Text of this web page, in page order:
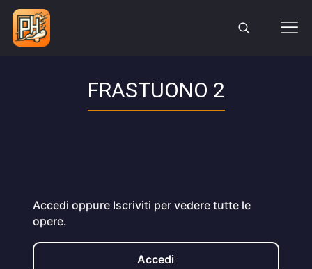
FRASTUONO 2
Accedi oppure Iscriviti per vedere tutte le
opere.
Accedi